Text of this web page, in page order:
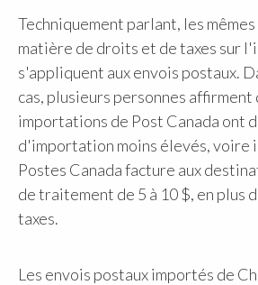
Techniquement parlant, les
matière de droits et de taxes sur
s'appliquent aux envois postaux.
cas, plusieurs personnes affirment
importations de Post Canada ont
d'importation moins élevés, voire
Postes Canada facture aux
de traitement de 5 à 10 $, en plus
taxes.
Les envois postaux importés de